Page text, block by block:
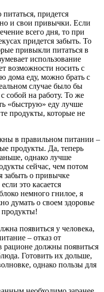
придется
и свои привычки. Если
всего дня, то при
придется забыть. То
привыкли питаться в
использование
возможности носить с
дома еду, можно брать с
случае было бы
собой на работу. То же
«быструю» еду лучше
продукты, которые не
в правильном питании –
продукты. Да, теперь
однако лучше
сейчас, чем потом
забыть о привычке
это касается
немного гнилое, я
думать о своем здоровье
продукты!
появиться у человека,
– отказ от
рационе должны появиться
Готовить их дольше,
однако пользы для